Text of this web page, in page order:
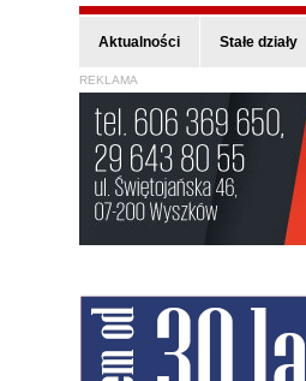
Aktualności Stałe działy
REKLAMA